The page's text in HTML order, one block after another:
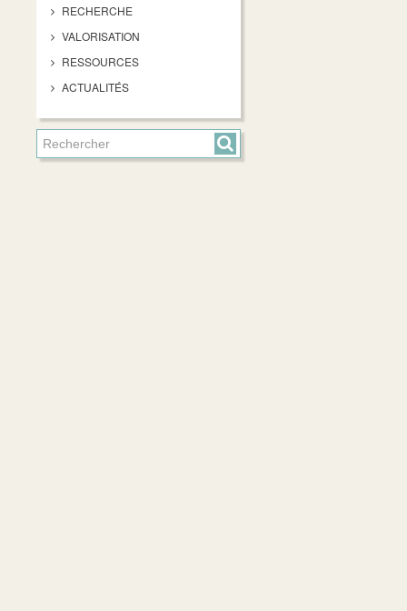
RECHERCHE
VALORISATION
RESSOURCES
ACTUALITÉS